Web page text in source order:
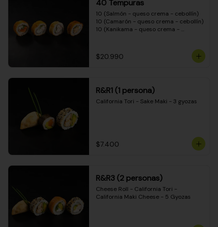
40 Tempuras
10 (Salmón - queso crema - cebollín)
10 (Camarón - queso crema - cebollín)
10 (Kanikama - queso crema -
$20.990
R&R1 (1 persona)
California Tori - Sake Maki - 3 gyozas
$7.400
R&R3 (2 personas)
Cheese Roll - California Tori -
California Maki Cheese - 5 Gyozas